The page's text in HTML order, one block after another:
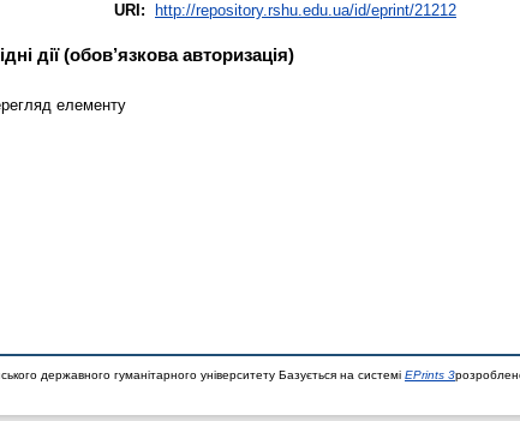
URI:
http://repository.rshu.edu.ua/id/eprint/21212
дії (обов’язкова авторизація)
елементу
державного гуманітарного університету Базується на системі EPrints 3